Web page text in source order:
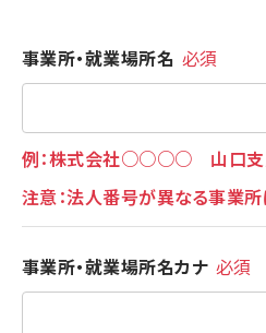
事業所・就業場所名 必須
例：株式会社○○○○ 山口支
注意：法人番号が異なる事業
事業所・就業場所名カナ 必須